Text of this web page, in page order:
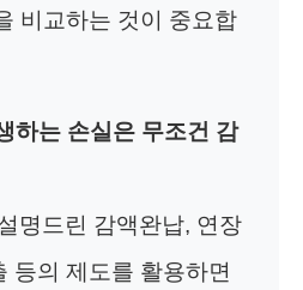
비교하는 것이 중요합
하는 손실은 무조건 감
명드린 감액완납, 연장
등의 제도를 활용하면